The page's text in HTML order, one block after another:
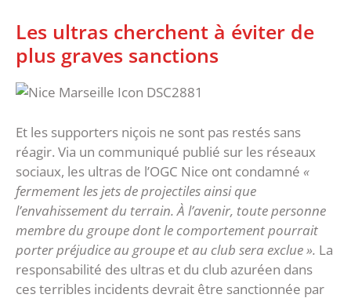
Les ultras cherchent à éviter de
plus graves sanctions
Et les supporters niçois ne sont pas restés sans
réagir. Via un communiqué publié sur les réseaux
sociaux, les ultras de l’OGC Nice ont condamné «
fermement les jets de projectiles ainsi que
l’envahissement du terrain. À l’avenir, toute personne
membre du groupe dont le comportement pourrait
porter préjudice au groupe et au club sera exclue ». La
responsabilité des ultras et du club azuréen dans
ces terribles incidents devrait être sanctionnée par